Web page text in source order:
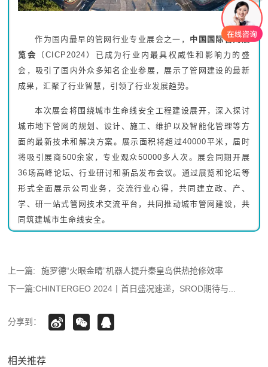
作为国内最早的管网行业专业展会之一， 中国国际管网展
览会
（CICP2024）已成为行业内最具权威性和影响力的盛
会，吸引了国内外众多知名企业参展，展示了管网建设的最新
成果，汇聚了行业智慧，引领了行业发展趋势。
本次展会将围绕城市生命线安全工程建设展开，深入探讨
城市地下管网的规划、设计、施工、维护以及智能化管理等方
面的最新技术和解决方案。展示面积将超过40000平米，届时
将吸引展商500余家，专业观众50000多人次。展会同期开展
36场高峰论坛、行业研讨和新品发布会议。通过展览和论坛等
形式全面展示公司业务，交流行业心得，共同建立政、产、
学、研一站式管网技术交流平台，共同推动城市管网建设，共
同筑建城市生命线安全。
上一篇:
施罗德“火眼金睛”机器人提升秦皇岛供热抢修效率
下一篇:CHINTERGEO 2024丨首日盛况速递，SROD期待与...
分享到：
相关推荐